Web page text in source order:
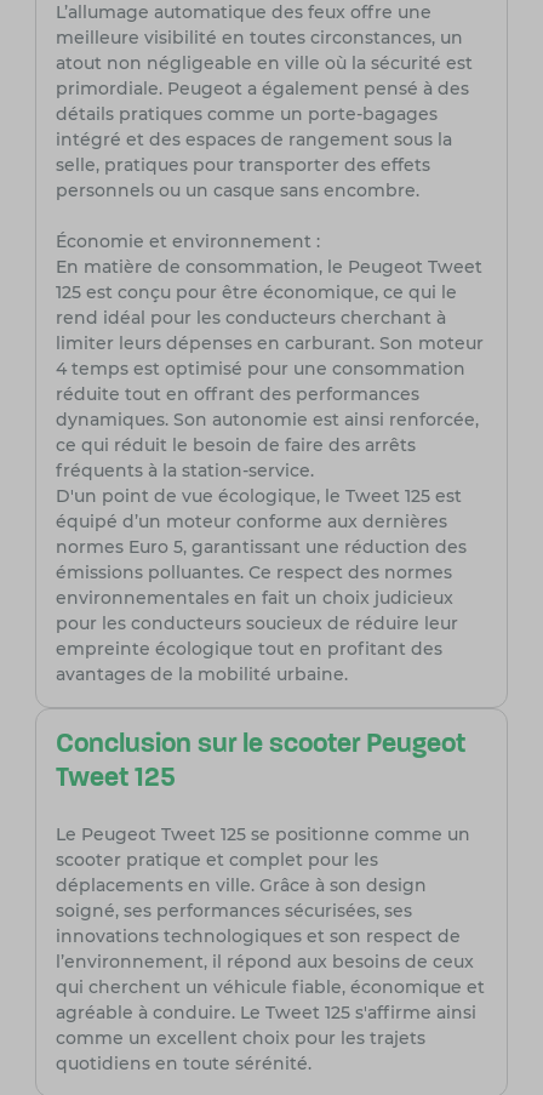
L’allumage automatique des feux offre une
meilleure visibilité en toutes circonstances, un
atout non négligeable en ville où la sécurité est
primordiale. Peugeot a également pensé à des
détails pratiques comme un porte-bagages
intégré et des espaces de rangement sous la
selle, pratiques pour transporter des effets
personnels ou un casque sans encombre.
Économie et environnement :
En matière de consommation, le Peugeot Tweet
125 est conçu pour être économique, ce qui le
rend idéal pour les conducteurs cherchant à
limiter leurs dépenses en carburant. Son moteur
4 temps est optimisé pour une consommation
réduite tout en offrant des performances
dynamiques. Son autonomie est ainsi renforcée,
ce qui réduit le besoin de faire des arrêts
fréquents à la station-service.
D'un point de vue écologique, le Tweet 125 est
équipé d’un moteur conforme aux dernières
normes Euro 5, garantissant une réduction des
émissions polluantes. Ce respect des normes
environnementales en fait un choix judicieux
pour les conducteurs soucieux de réduire leur
empreinte écologique tout en profitant des
avantages de la mobilité urbaine.
Conclusion sur le scooter Peugeot
Tweet 125
Le Peugeot Tweet 125 se positionne comme un
scooter pratique et complet pour les
déplacements en ville. Grâce à son design
soigné, ses performances sécurisées, ses
innovations technologiques et son respect de
l’environnement, il répond aux besoins de ceux
qui cherchent un véhicule fiable, économique et
agréable à conduire. Le Tweet 125 s'affirme ainsi
comme un excellent choix pour les trajets
quotidiens en toute sérénité.